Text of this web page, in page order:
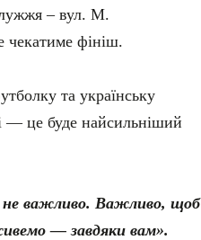
– вул. М.
чекатиме фініш.
та українську
— це буде найсильніший
важливо. Важливо, щоб
— завдяки вам».